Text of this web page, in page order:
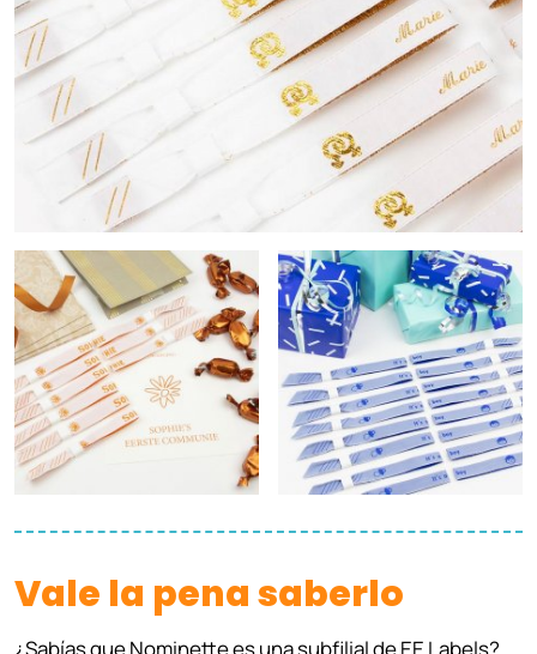
Vale la pena saberlo
¿Sabías que Nominette es una subfilial de EE Labels?